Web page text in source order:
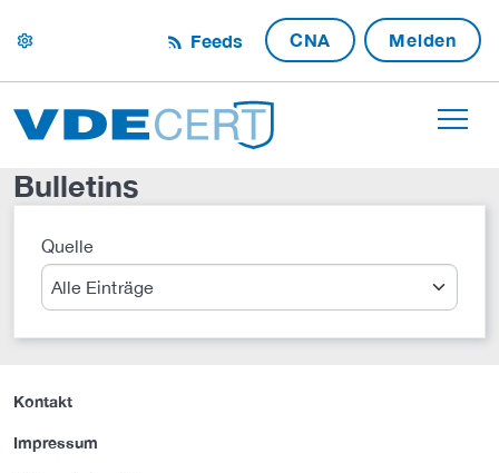
settings Feeds CNA Melden
Bulletins
QuelleSuche
Kontakt
Impressum